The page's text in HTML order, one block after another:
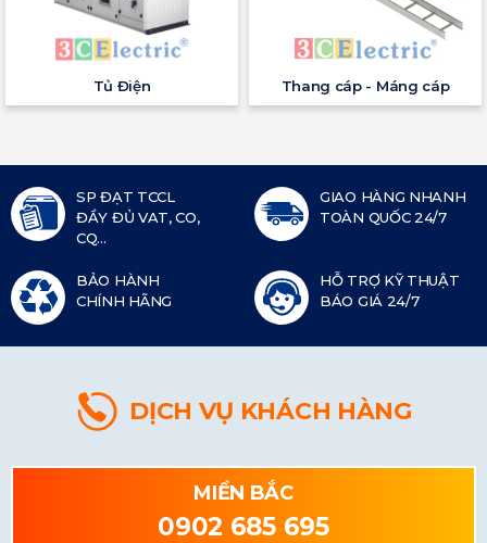
Tủ Điện Thang cáp - Máng cáp
SP ĐẠT TCCL
ĐẦY ĐỦ VAT, CO,
CQ...
GIAO HÀNG NHANH
TOÀN QUỐC 24/7
BẢO HÀNH
CHÍNH HÃNG
HỖ TRỢ KỸ THUẬT
BÁO GIÁ 24/7
DỊCH VỤ KHÁCH HÀNG
MIỀN BẮC
0902 685 695